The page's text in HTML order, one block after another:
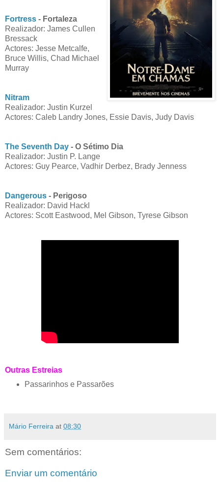
Fortress - Fortaleza
Realizador: James Cullen
Bressack
Actores: Jesse Metcalfe,
Bruce Willis, Chad Michael
Murray
Nitram
Realizador: Justin Kurzel
Actores: Caleb Landry Jones, Essie Davis, Judy Davis
The Seventh Day - O Sétimo Dia
Realizador: Justin P. Lange
Actores: Guy Pearce, Vadhir Derbez, Brady Jenness
Dangerous - Perigoso
Realizador: David Hackl
Actores: Scott Eastwood, Mel Gibson, Tyrese Gibson
Outras Estreias
Passarinhos e Passarões
Mário Ferreira at 08:30
Sem comentários:
Enviar um comentário